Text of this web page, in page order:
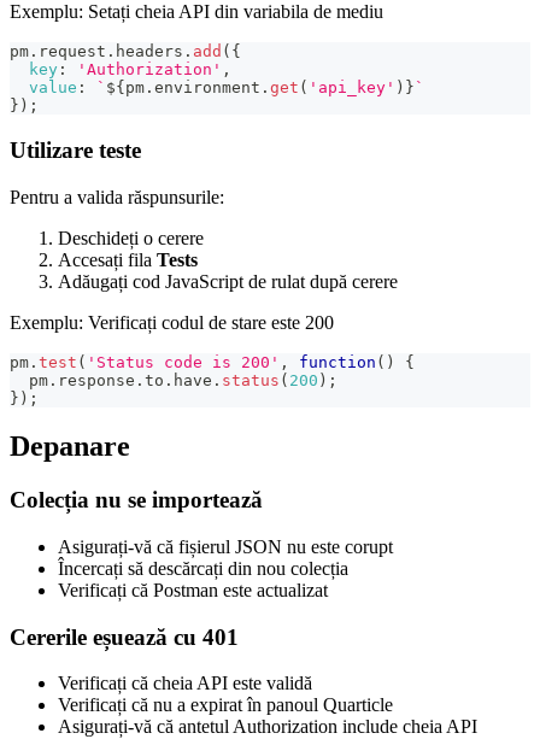
Exemplu: Setați cheia API din variabila de mediu
pm . request . headers . add ( {
key : 'Authorization' ,
value : ` ${ pm . environment . get ( 'api_key' ) } `
} ) ;
Utilizare teste
Pentru a valida răspunsurile:
Deschideți o cerere
Accesați fila Tests
Adăugați cod JavaScript de rulat după cerere
Exemplu: Verificați codul de stare este 200
pm . test ( 'Status code is 200' , function ( )
{
  pm
. response . to . have . status ( 200 ) ;
} ) ;
Depanare
Colecția nu se importează
Asigurați-vă că fișierul JSON nu este corupt
Încercați să descărcați din nou colecția
Verificați că Postman este actualizat
Cererile eșuează cu 401
Verificați că cheia API este validă
Verificați că nu a expirat în panoul Quarticle
Asigurați-vă că antetul Authorization include cheia API